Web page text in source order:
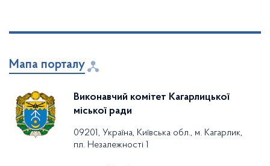
Мапа порталу
Виконавчий комітет Кагарлицької
міської ради
09201, Україна, Київська обл., м. Кагарлик,
пл. Незалежності 1